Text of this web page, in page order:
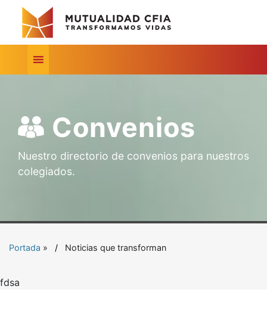
Convenios
Nuestro directorio de convenios para nuestros
colegiados.
Portada » Noticias que transforman
fdsa